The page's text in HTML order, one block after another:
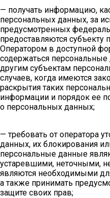
— получать информацию,
персональных данных, за
предусмотренных
предоставляются
Оператором в доступной
содержаться
другим субъектам
случаев, когда имеются
раскрытия таких
информации и порядок ее
о персональных данных;
— требовать от оператора
данных, их блокирования
персональные данные
устаревшими, неточными,
являются необходимыми
а также принимать
защите своих прав;